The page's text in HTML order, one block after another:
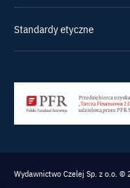
Standardy etyczne
Wydawnictwo Czelej Sp. z o.o. ©